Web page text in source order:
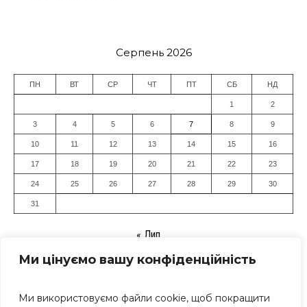
Ми цінуємо вашу конфіденційність
Ми використовуємо файли cookie, щоб покращити
Серпень 2026
ПН ВТ СР ЧТ ПТ СБ НД
1 2
3 4 5 6 7 8 9
10 11 12 13 14 15 16
17 18 19 20 21 22 23
24 25 26 27 28 29 30
31
« Лип